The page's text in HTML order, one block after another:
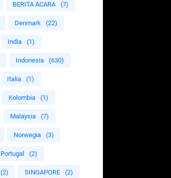
BERITA ACARA (7)
Denmark (22)
India (1)
Indonesia (630)
Italia (1)
Kolombia (1)
Malaysia (7)
Norwegia (3)
Portugal (2)
(2) SINGAPORE (2)